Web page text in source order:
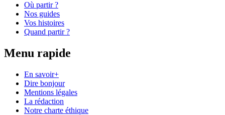
Où partir ?
Nos guides
Vos histoires
Quand partir ?
Menu rapide
En savoir+
Dire bonjour
Mentions légales
La rédaction
Notre charte éthique